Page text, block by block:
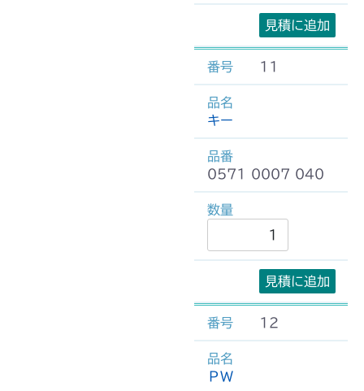
見積に追加
11
キー
0571 0007 040
見積に追加
12
ＰＷ